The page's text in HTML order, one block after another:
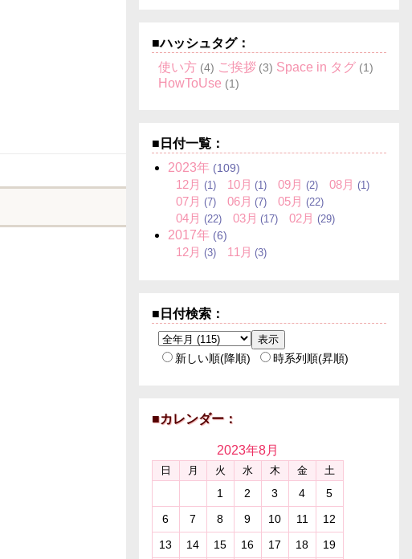
■ハッシュタグ：
使い方 (4) ご挨拶 (3) Space in タグ (1)
HowToUse (1)
■日付一覧：
2023年 (109)
12月 (1) 10月 (1) 09月 (2) 08月 (1)
07月 (7) 06月 (7) 05月 (22)
04月 (22) 03月 (17) 02月 (29)
2017年 (6)
12月 (3) 11 月 (3)
■日付検索：
新しい順(降順) 時系列順(昇順)
■カレンダー：
2023年8月
日 月 火 水 木 金 土
1 2 3 4
5
6
7 8 9 10 11
12
13
14 15 16 17 18
19